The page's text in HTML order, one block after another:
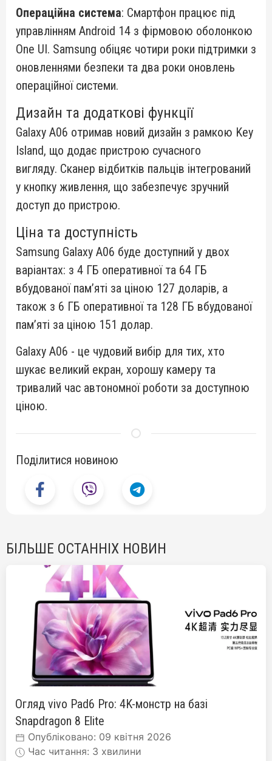
Операційна система: Смартфон працює під
управлінням Android 14 з фірмовою оболонкою
One UI. Samsung обіцяє чотири роки підтримки з
оновленнями безпеки та два роки оновлень
операційної системи.
Дизайн та додаткові функції
Galaxy A06 отримав новий дизайн з рамкою Key
Island, що додає пристрою сучасного
вигляду. Сканер відбитків пальців інтегрований
у кнопку живлення, що забезпечує зручний
доступ до пристрою.
Ціна та доступність
Samsung Galaxy A06 буде доступний у двох
варіантах: з 4 ГБ оперативної та 64 ГБ
вбудованої пам’яті за ціною 127 доларів, а
також з 6 ГБ оперативної та 128 ГБ вбудованої
пам’яті за ціною 151 долар.
Galaxy A06 - це чудовий вибір для тих, хто
шукає великий екран, хорошу камеру та
тривалий час автономної роботи за доступною
ціною.
Поділитися новиною
БІЛЬШЕ ОСТАННІХ НОВИН
Огляд vivo Pad6 Pro: 4K-монстр на базі
Snapdragon 8 Elite
Опубліковано: 09 квітня 2026
Час читання: 3 хвилини